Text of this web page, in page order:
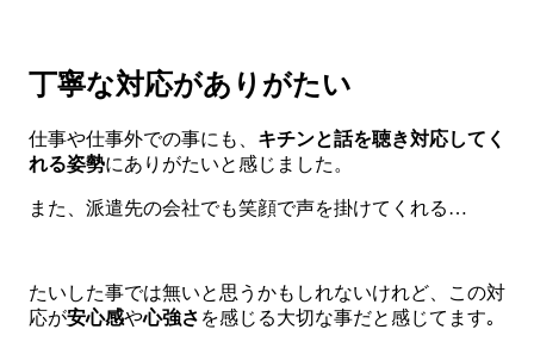
丁寧な対応がありがたい
仕事や仕事外での事にも、 キチンと話を聴き対応してく
れる姿勢にありがたいと感じました。
また、派遣先の会社でも笑顔で声を掛けてくれる…
たいした事では無いと思うかもしれないけれど、この対
応が安心感や心強さ を感じる大切な事だと感じてます｡